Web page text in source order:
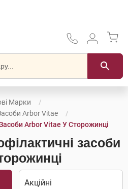
Марки
Arbor Vitae
Arbor Vitae У Сторожинці
засоби